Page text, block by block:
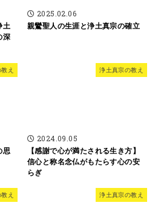
土
深
2025.02.06
親鸞聖人の生涯と浄土真宗の確立
え
思
浄土真宗の教え
2024.09.05
【感謝で心が満たされる生き方】
信心と称名念仏がもたらす心の安
らぎ
え 浄土真宗の教え